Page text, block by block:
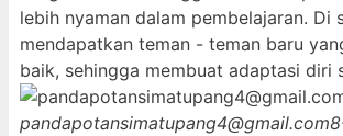
lebih nyaman dalam pembelajaran. Di
mendapatkan teman - teman baru
baik, sehingga membuat adaptasi diri
pandapotansimatupang4@gmail.com